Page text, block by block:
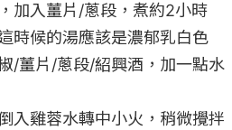
加入薑片/蔥段，煮約2小時
時候的湯應該是濃郁乳白色
/薑片/蔥段/紹興酒，加一點水
入雞蓉水轉中小火，稍微攪拌